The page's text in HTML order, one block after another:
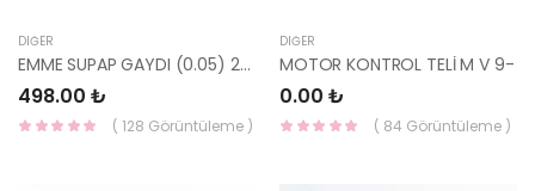
DIĞER
EMME SUPAP GAYDI (0.05) 22114-21900-HMC
498.00 ₺
( 128 Görüntüleme )
DIĞER
MOTOR KONTROL TELİ M V 9-
0.00 ₺
( 84 Görüntüleme )